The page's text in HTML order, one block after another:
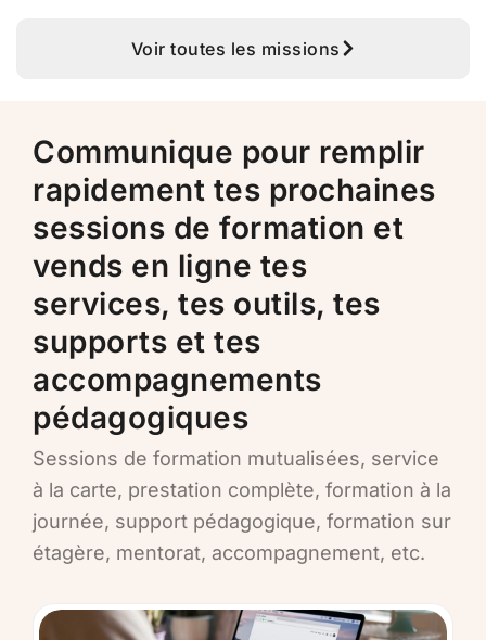
Voir toutes les missions
Communique pour remplir
rapidement tes prochaines
sessions de formation et
vends en ligne tes
services, tes outils, tes
supports et tes
accompagnements
pédagogiques
Sessions de formation mutualisées, service
à la carte, prestation complète, formation à la
journée, support pédagogique, formation sur
étagère, mentorat, accompagnement, etc.